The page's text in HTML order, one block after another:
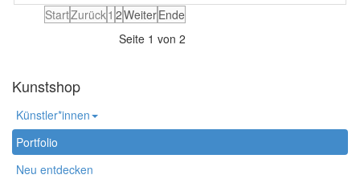
StartZurück 1 2WeiterEnde
Seite 1 von 2
Kunstshop
Künstler*innen
Portfolio
Neu entdecken